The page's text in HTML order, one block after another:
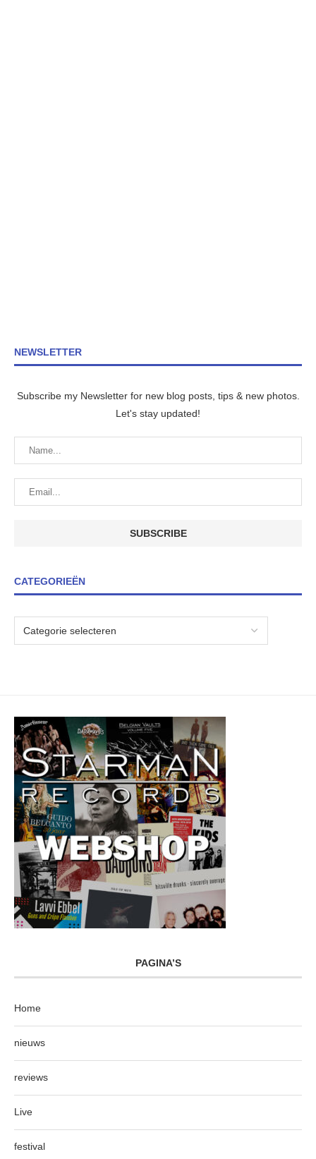
NEWSLETTER
Subscribe my Newsletter for new blog posts, tips & new photos.
Let's stay updated!
CATEGORIEËN
PAGINA’S
Home
nieuws
reviews
Live
festival